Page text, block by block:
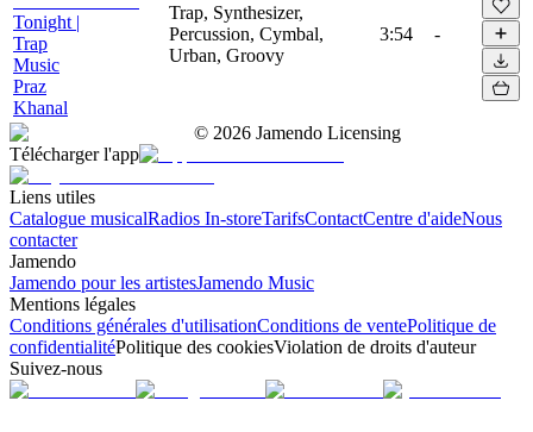
Tonight |
Trap
Music
Praz
Khanal
Trap, Synthesizer,
Percussion, Cymbal,
Urban, Groovy
3:54 -
© 2026 Jamendo Licensing
Télécharger l'app
Liens utiles
Catalogue musicalRadios In-storeTarifsContactCentre d'aideNous
contacter
Jamendo
Jamendo pour les artistesJamendo Music
Mentions légales
Conditions générales d'utilisationConditions de ventePolitique de
confidentialitéPolitique des cookiesViolation de droits d'auteur
Suivez-nous